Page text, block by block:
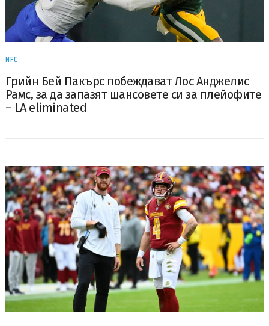
NFC
Грийн Бей Пакърс побеждават Лос Анджелис
Рамс, за да запазят шансовете си за плейофите
– LA eliminated